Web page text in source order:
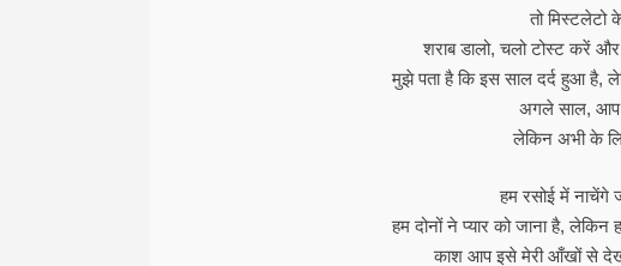
तो मिस्टलेटो
शराब डालो, चलो टोस्ट करें और
मुझे पता है कि इस साल दर्द हुआ है,
अगले साल, आप
लेकिन अभी के
हम रसोई में
हम दोनों ने प्यार को जाना है, लेकिन
काश आप इसे मेरी आँखों से देख